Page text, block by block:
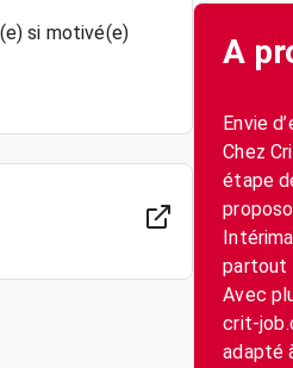
si motivé(e)
A
Envie
Chez
étape
partout
Avec
crit-
adapté